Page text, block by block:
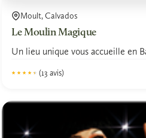
Moult, Calvados
Le Moulin Magique
Un lieu unique vous accueille en
★★★★★
★★★★★ (13 avis)